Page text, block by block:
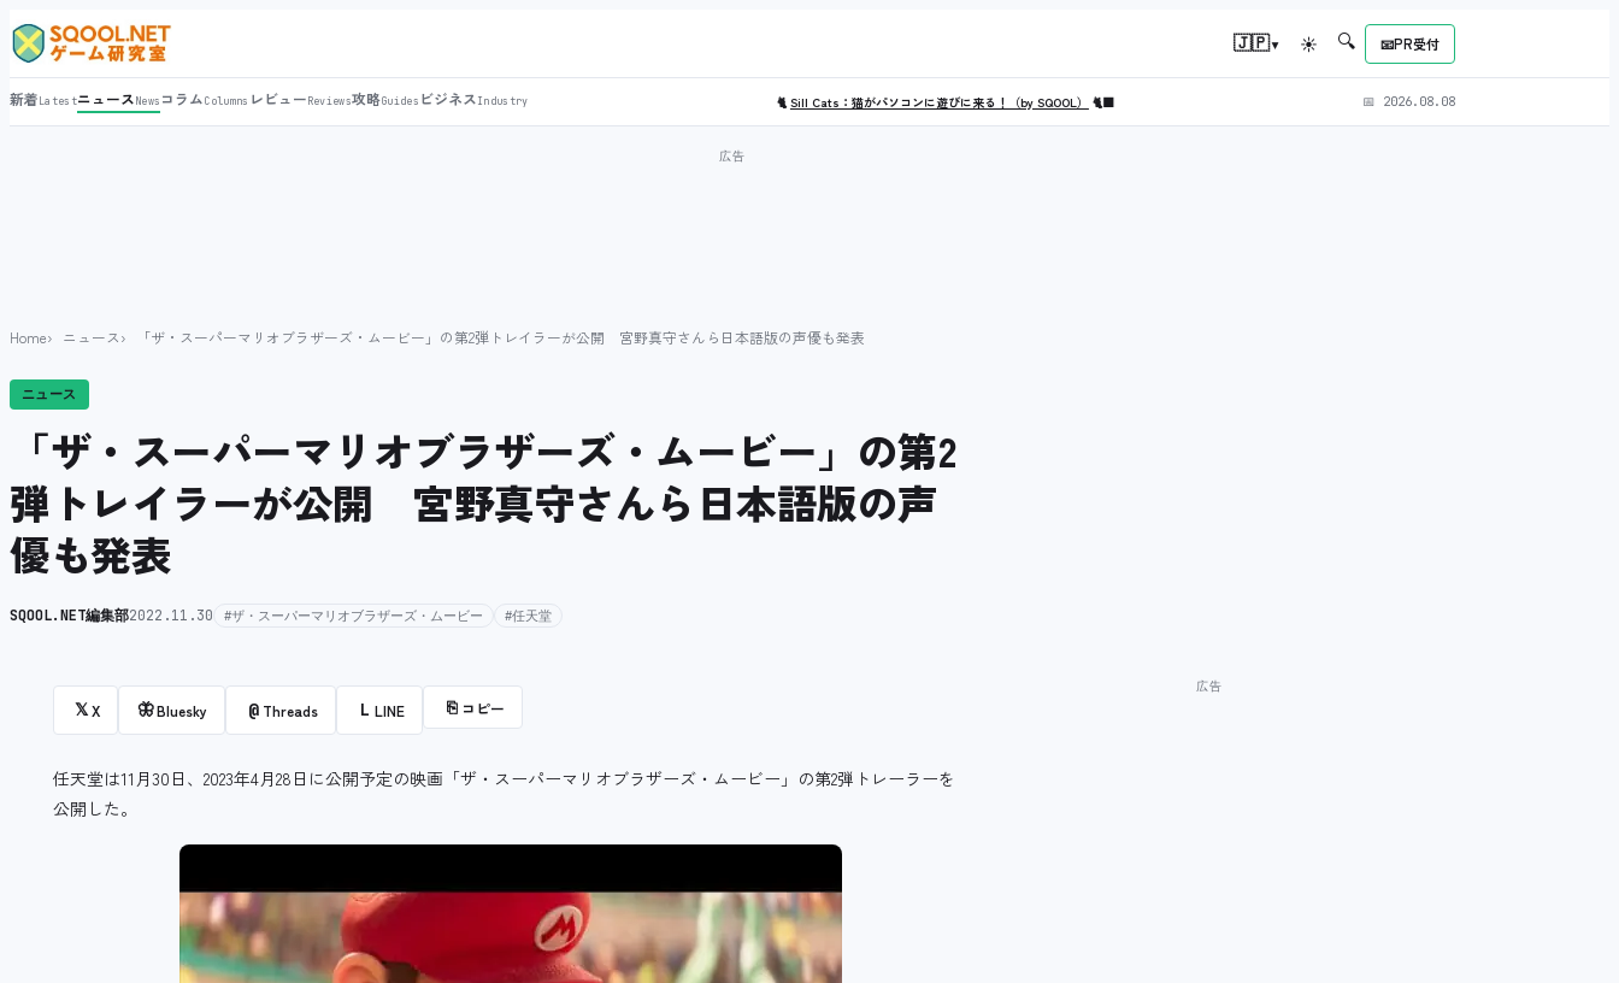
🇯🇵▾ ☀ 🔍 📧PR受付
新着LatestニュースNews コラムColumns レビューReviews攻略Guides ビジネスIndustry 🐈Sill Cats：猫がパソコンに遊びに来る！（by SQOOL） 🐈‍⬛ 📅 2026.08.08
Home ニュース 「ザ・スーパーマリオブラザーズ・ムービー」の第2弾トレイラーが公開 宮野真守さんら日本語版の声優も発表
ニュース
「ザ・スーパーマリオブラザーズ・ムービー」の第2
弾トレイラーが公開 宮野真守さんら日本語版の声
優も発表
SQOOL.NET編集部2022.11.30 #ザ・スーパーマリオブラザーズ・ムービー #任天堂
𝕏X 🦋Bluesky @ Threads L LINE ⎘ コピー
任天堂は11月30日、2023年4月28日に公開予定の映画「ザ・スーパーマリオブラザーズ・ムービー」の第2弾トレーラーを
公開した。